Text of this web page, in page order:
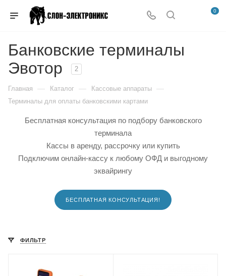
0
Банковские терминалы
Эвотор
2
Главная — Каталог — Кассовые аппараты —
Терминалы для оплаты банковскими картами
Бесплатная консультация по подбору банковского
терминала
Кассы в аренду, рассрочку или купить
Подключим онлайн-кассу к любому ОФД и выгодному
эквайрингу
БЕСПЛАТНАЯ КОНСУЛЬТАЦИЯ!
ФИЛЬТР